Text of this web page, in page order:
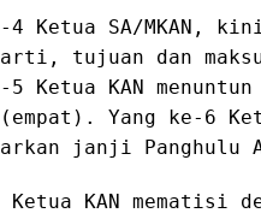
4 Ketua SA/MKAN,
arti, tujuan dan
Ketua KAN
Yang ke-6
janji Panghulu
KAN mematisi